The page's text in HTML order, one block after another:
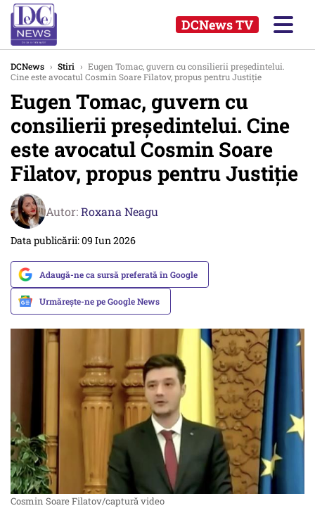
DCNews TV
DCNews › Stiri › Eugen Tomac, guvern cu consilierii președintelui.
Cine este avocatul Cosmin Soare Filatov, propus pentru Justiție
Eugen Tomac, guvern cu
consilierii președintelui. Cine
este avocatul Cosmin Soare
Filatov, propus pentru Justiție
Autor:Roxana Neagu
Data publicării: 09 Iun 2026
Adaugă-ne ca sursă preferată în Google
Urmărește-ne pe Google News
Cosmin Soare Filatov/captură video